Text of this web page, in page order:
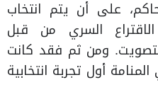
على أن يتم انتخاب
السري من قبل
ومن ثم فقد كانت
أول تجربة انتخابية